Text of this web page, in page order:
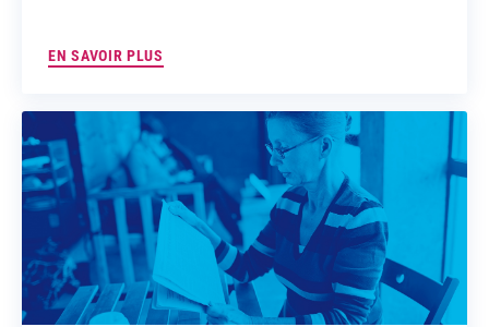
EN SAVOIR PLUS